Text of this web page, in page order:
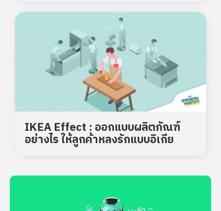
IKEA Effect : ออกแบบผลิตภัณฑ์
อย่างไร ให้ลูกค้าหลงรักแบบอิเกีย